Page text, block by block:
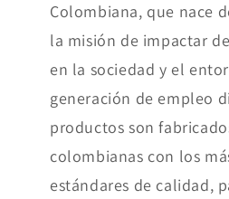
Colombiana, que nace
la misión de impactar
en la sociedad y el
generación de empleo
productos son
colombianas con los
estándares de calidad,